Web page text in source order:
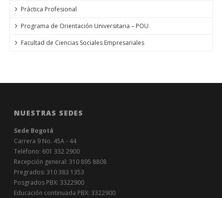
Práctica Profesional
Programa de Orientación Universitaria – POU
Facultad de Ciencias Sociales Empresariales
NUESTRAS SEDES
Sede Bogotá
Carrera 9 No. 45A - 44
Teléfono: 601 332 2900
Recepción general: 310 895 8808
Pregrados: 310 383 1353
Posgrados PBX: 3322900
Educación continuada PBX: 3322900